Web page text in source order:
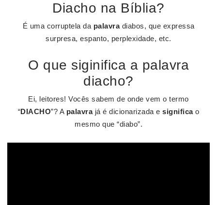
Diacho na Bíblia?
É uma corruptela da palavradiabos, que expressa
surpresa, espanto, perplexidade, etc.
O que siginifica a palavra
diacho?
Ei, leitores! Vocês sabem de onde vem o termo
“DIACHO”? A palavrajá é dicionarizada e significao
mesmo que “diabo”.